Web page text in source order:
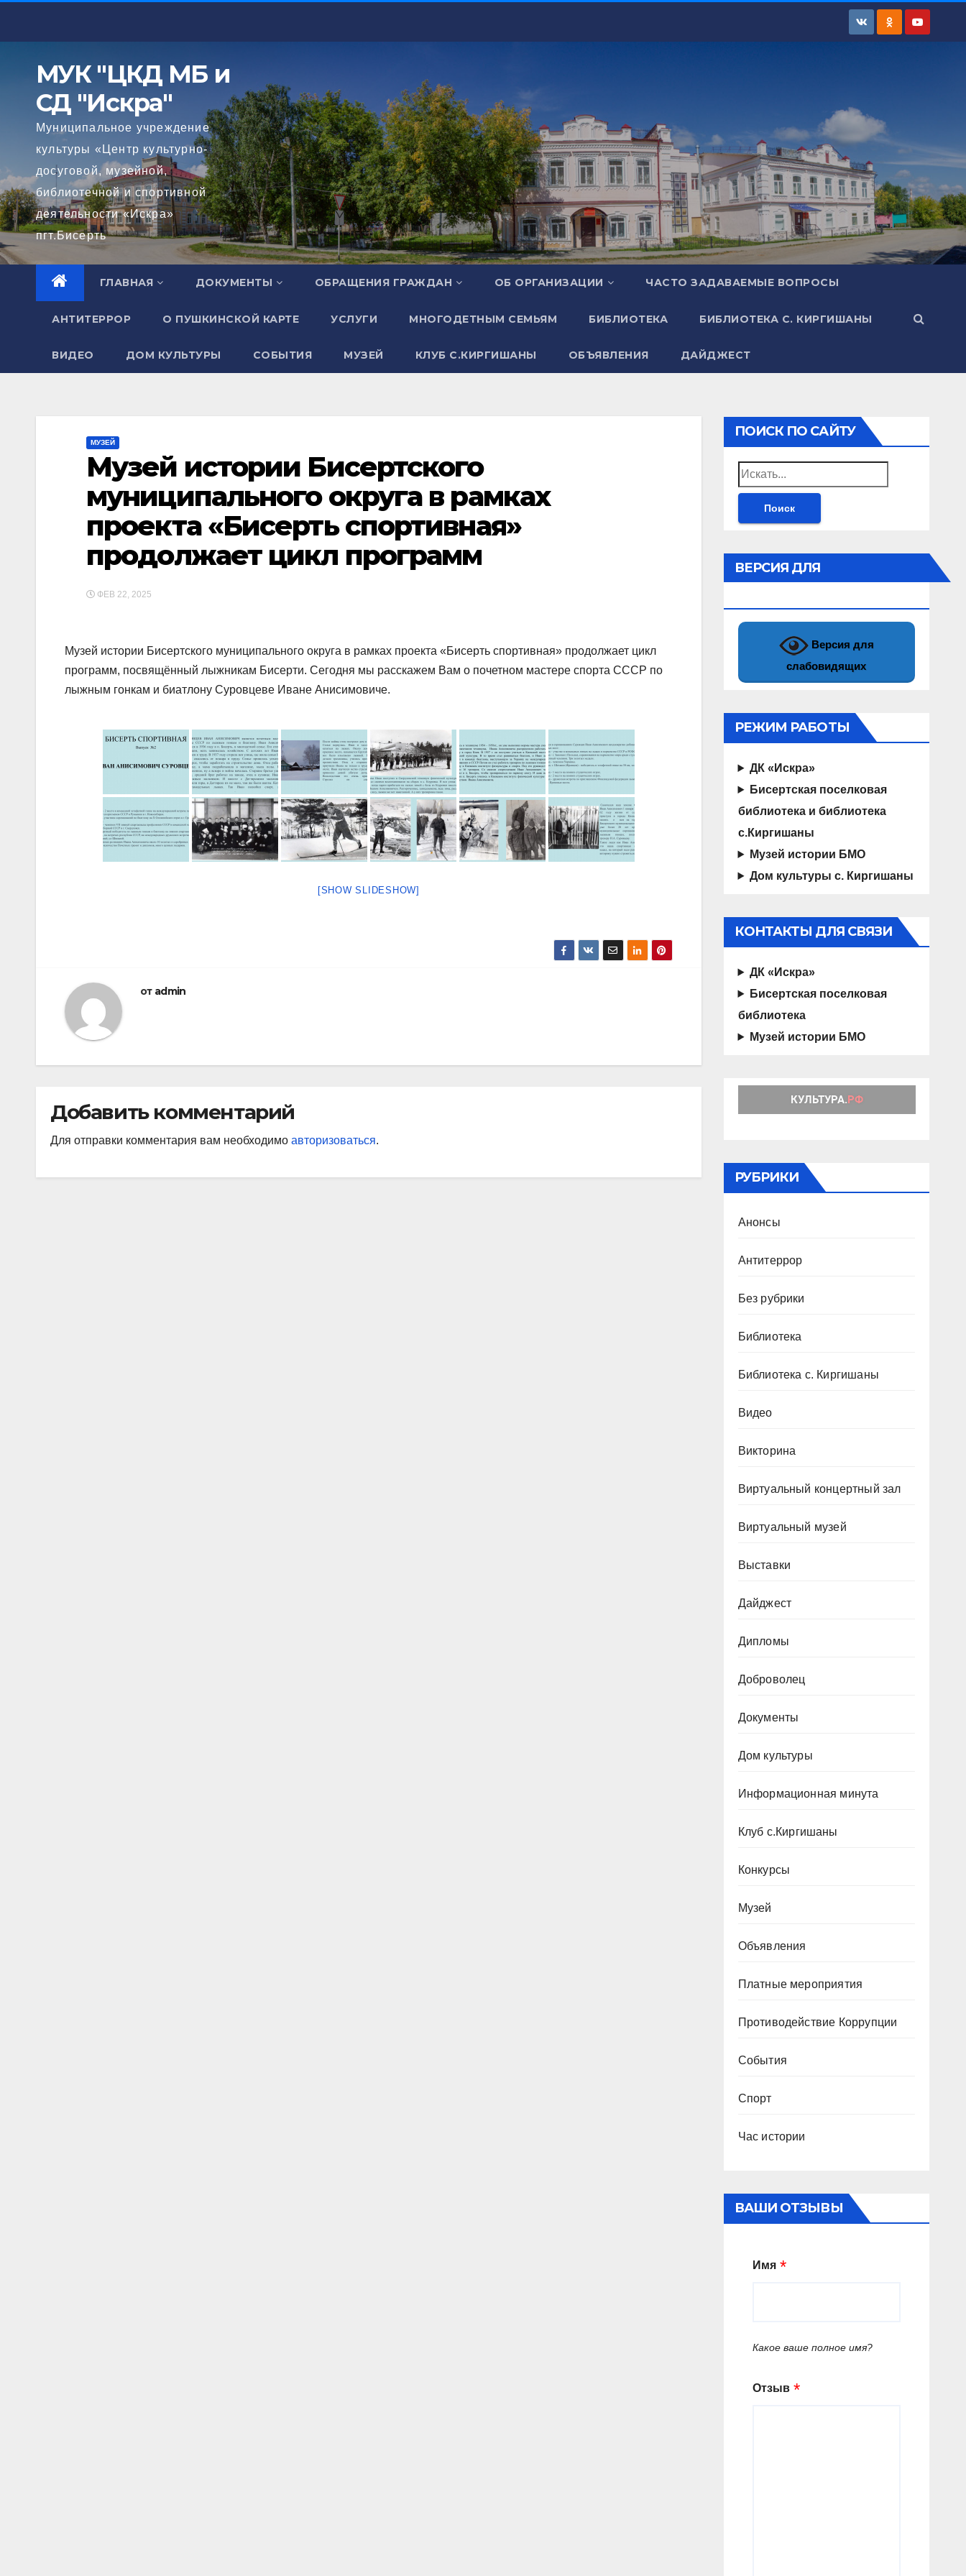
МУК "ЦКД МБ и
СД "Искра"
Муниципальное учреждение
культуры «Центр культурно-
досуговой, музейной,
библиотечной и спортивной
деятельности «Искра»
пгт.Бисерть
ГЛАВНАЯ ДОКУМЕНТЫ ОБРАЩЕНИЯ ГРАЖДАН ОБ ОРГАНИЗАЦИИ ЧАСТО ЗАДАВАЕМЫЕ ВОПРОСЫ
АНТИТЕРРОР О ПУШКИНСКОЙ КАРТЕ УСЛУГИ МНОГОДЕТНЫМ СЕМЬЯМ БИБЛИОТЕКА БИБЛИОТЕКА С. КИРГИШАНЫ
ВИДЕО ДОМ КУЛЬТУРЫ СОБЫТИЯ МУЗЕЙ КЛУБ С.КИРГИШАНЫ ОБЪЯВЛЕНИЯ ДАЙДЖЕСТ
МУЗЕЙ
Музей истории Бисертского
муниципального округа в рамках
проекта «Бисерть спортивная»
продолжает цикл программ
ФЕВ 22, 2025
Музей истории Бисертского муниципального округа в рамках проекта «Бисерть спортивная» продолжает цикл
программ, посвящённый лыжникам Бисерти. Сегодня мы расскажем Вам о почетном мастере спорта СССР по
лыжным гонкам и биатлону Суровцеве Иване Анисимовиче.
[SHOW SLIDESHOW]
от admin
Добавить комментарий
Для отправки комментария вам необходимо авторизоваться.
ПОИСК ПО САЙТУ
Найти:
ВЕРСИЯ ДЛЯ
Версия для
слабовидящих
РЕЖИМ РАБОТЫ
ДК «Искра»
Бисертская поселковая
библиотека и библиотека
с.Киргишаны
Музей истории БМО
Дом культуры с. Киргишаны
КОНТАКТЫ ДЛЯ СВЯЗИ
ДК «Искра»
Бисертская поселковая
библиотека
Музей истории БМО
РУБРИКИ
Анонсы
Антитеррор
Без рубрики
Библиотека
Библиотека с. Киргишаны
Видео
Викторина
Виртуальный концертный зал
Виртуальный музей
Выставки
Дайджест
Дипломы
Доброволец
Документы
Дом культуры
Информационная минута
Клуб с.Киргишаны
Конкурсы
Музей
Объявления
Платные мероприятия
Противодействие Коррупции
События
Спорт
Час истории
ВАШИ ОТЗЫВЫ
Имя
Какое ваше полное имя?
Отзыв